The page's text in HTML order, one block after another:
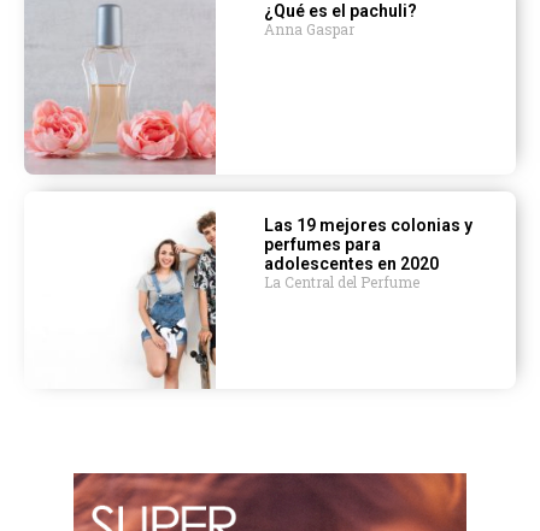
¿Qué es el pachuli?
Anna Gaspar
Las 19 mejores colonias y
perfumes para
adolescentes en 2020
La Central del Perfume